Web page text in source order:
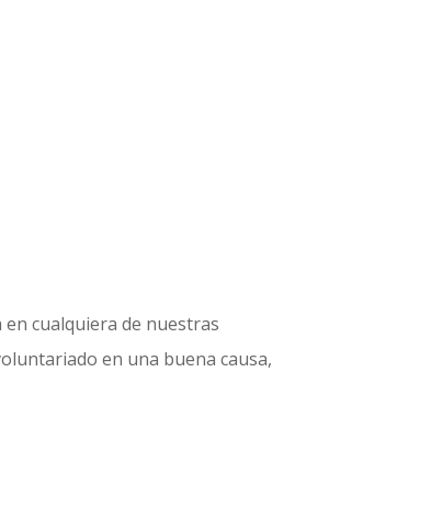
cualquiera de nuestras
en una buena causa,